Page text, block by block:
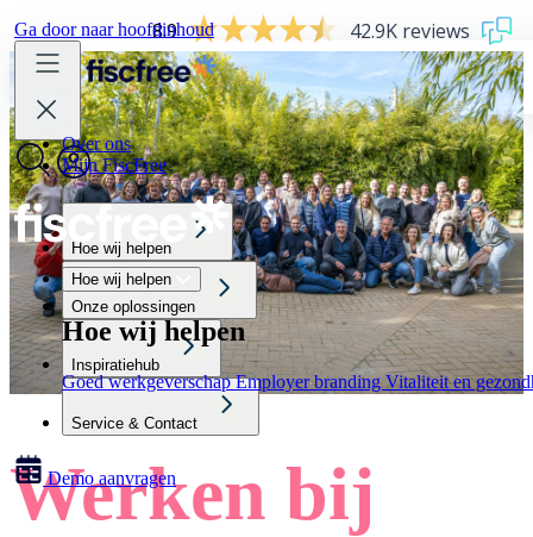
Ga door naar hoofdinhoud
Hoe wij helpen
Onze oplossingen
Inspiratiehub
Service & Contact
Demo aanvragen
Over ons
Mijn FiscFree
Hoe wij helpen
Hoe wij helpen
Goed werkgeverschapEmployer brandingVitaliteit en
8.9 42.9K reviews
Werken bij